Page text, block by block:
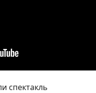
спектакль